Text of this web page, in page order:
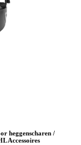
heggenscharen /
Accessoires